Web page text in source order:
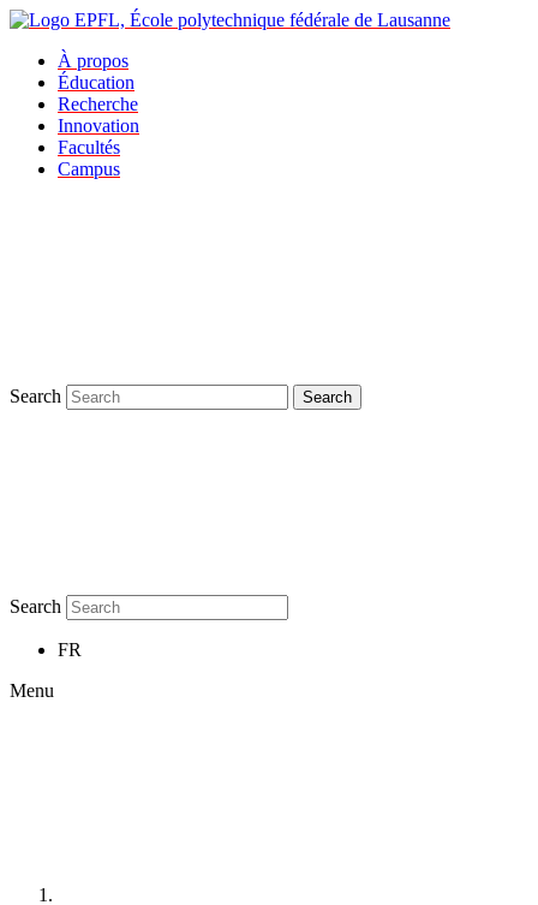
À propos
Éducation
Recherche
Innovation
Facultés
Campus
Search Search
Search
FR
Menu